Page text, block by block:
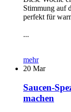
Stimmung auf
perfekt für
...
mehr
20 Mar
Saucen-
machen